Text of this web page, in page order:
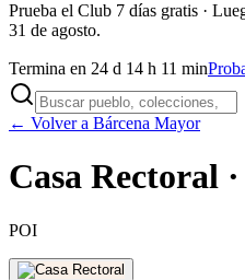
Prueba el Club 7 días gratis ·
31 de agosto.
Termina en 24 d 14 h 11 min
← Volver a Bárcena Mayor
Casa Rectoral
POI